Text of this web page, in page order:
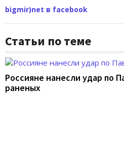
bigmir)net в facebook
Статьи по теме
Россияне нанесли удар по
раненых